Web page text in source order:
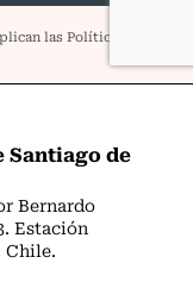
Santiago de
Bernardo
Estación
Chile.